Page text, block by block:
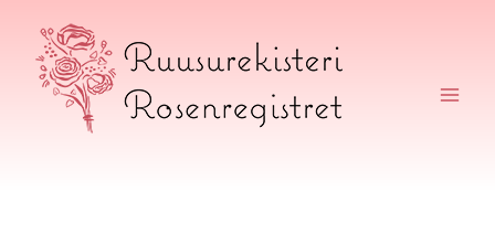
sisältöön